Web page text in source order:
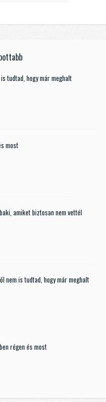
tudtad, hogy már meghalt
most
amiket biztosan nem vettél
nem is tudtad, hogy már meghalt
régen és most